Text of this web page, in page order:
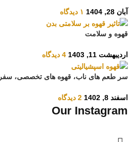
آبان 28, 1404 ۱ دیدگاه
قهوه و سلامت
اردیبهشت 11, 1403 4 دیدگاه
سر طعم های ناب، قهوه های تخصصی، سفر
اسفند 8, 1402 2 دیدگاه
Our Instagram